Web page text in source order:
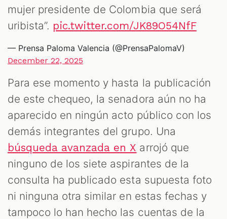
mujer presidente de Colombia que será
uribista”. pic.twitter.com/JK89O54NfF
— Prensa Paloma Valencia (@PrensaPalomaV)
December 22, 2025
Para ese momento y hasta la publicación
de este chequeo, la senadora aún no ha
aparecido en ningún acto público con los
demás integrantes del grupo. Una
búsqueda avanzada en X arrojó que
ninguno de los siete aspirantes de la
consulta ha publicado esta supuesta foto
ni ninguna otra similar en estas fechas y
tampoco lo han hecho las cuentas de la